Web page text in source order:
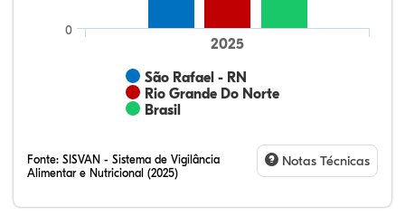
São Rafael - RN
Rio Grande Do Norte
Brasil
2025
0
Fonte: SISVAN - Sistema de Vigilância
Alimentar e Nutricional (2025)
Notas Técnicas